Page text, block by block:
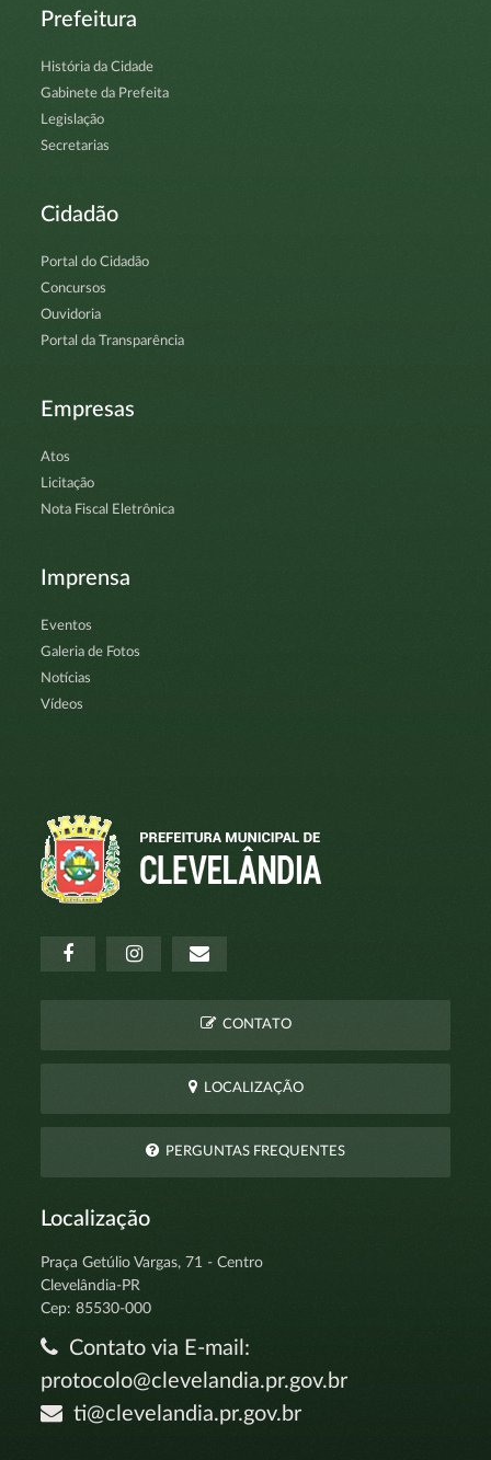
Prefeitura
História da Cidade
Gabinete da Prefeita
Legislação
Secretarias
Cidadão
Portal do Cidadão
Concursos
Ouvidoria
Portal da Transparência
Empresas
Atos
Licitação
Nota Fiscal Eletrônica
Imprensa
Eventos
Galeria de Fotos
Notícias
Vídeos
CONTATO
LOCALIZAÇÃO
PERGUNTAS FREQUENTES
Localização
Praça Getúlio Vargas, 71 - Centro
Clevelândia-PR
Cep: 85530-000
Contato via E-mail:
protocolo@clevelandia.pr.gov.br
ti@clevelandia.pr.gov.br